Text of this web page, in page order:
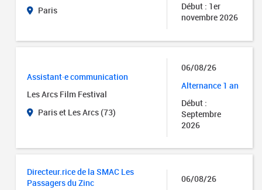
Paris
Début : 1er
novembre 2026
Assistant·e communication
Les Arcs Film Festival
Paris et Les Arcs (73)
06/08/26
Alternance 1 an
Début :
Septembre
2026
Directeur.rice de la SMAC Les
Passagers du Zinc
06/08/26